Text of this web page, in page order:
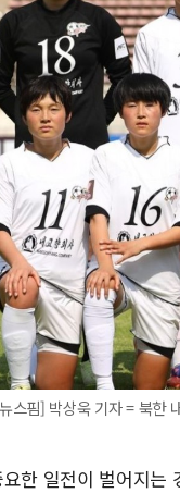
스핌] 박상욱 기자 = 북
한 일전이 벌어지는